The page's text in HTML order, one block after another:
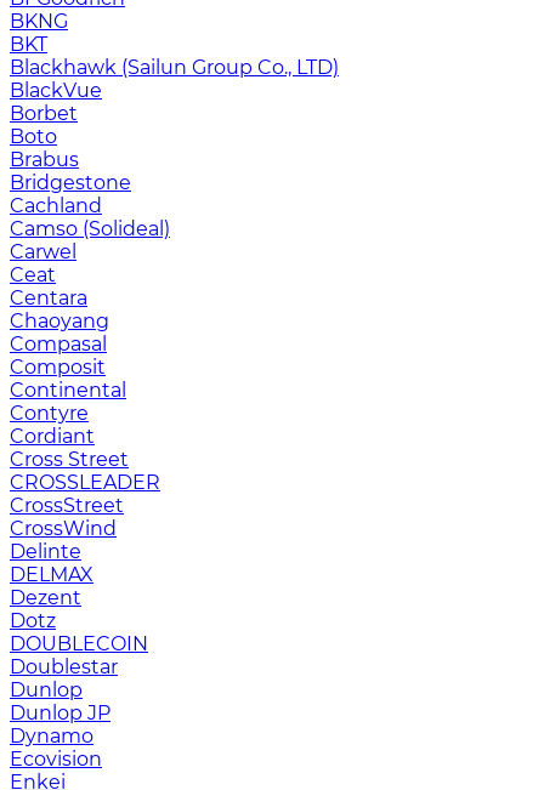
BKNG
BKT
Blackhawk (Sailun Group Co., LTD)
BlackVue
Borbet
Boto
Brabus
Bridgestone
Cachland
Camso (Solideal)
Carwel
Ceat
Centara
Chaoyang
Compasal
Composit
Continental
Contyre
Cordiant
Cross Street
CROSSLEADER
CrossStreet
CrossWind
Delinte
DELMAX
Dezent
Dotz
DOUBLECOIN
Doublestar
Dunlop
Dunlop JP
Dynamo
Ecovision
Enkei